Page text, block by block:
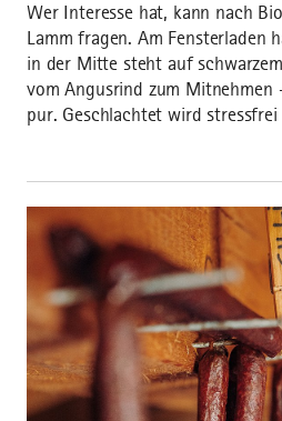
Wer Interesse hat, kann nach
Lamm fragen. Am Fensterladen
in der Mitte steht auf
vom Angusrind zum Mitnehmen
pur. Geschlachtet wird